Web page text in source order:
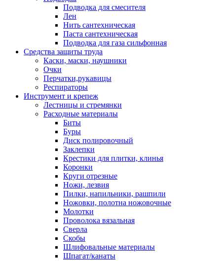
Подводка для смесителя
Лен
Нить сантехническая
Паста сантехническая
Подводка для газа сильфонная
Средства защиты труда
Каски, маски, наушники
Очки
Перчатки,рукавицы
Респираторы
Инструмент и крепеж
Лестницы и стремянки
Расходные материалы
Биты
Буры
Диск полировочный
Заклепки
Крестики для плитки, клинья
Коронки
Круги отрезные
Ножи, лезвия
Пилки, напильники, рашпили
Ножовки, полотна ножовочные
Молотки
Проволока вязальная
Сверла
Скобы
Шлифовальные материалы
Шпагат/канаты